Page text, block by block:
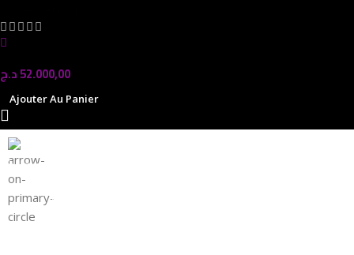
52.000,00د.ج
Ajouter Au Panier
Magasin Mark-computer
1501 Rue 12 Décembre, Blida, En face tribunal